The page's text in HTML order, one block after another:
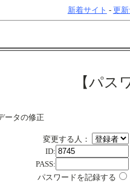
新着サイト - 更
【パス
ータの修正
変更する人：
ID:
PASS:
パスワードを記録する